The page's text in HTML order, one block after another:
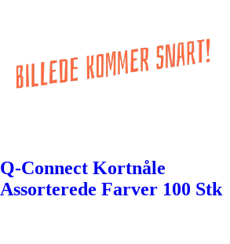
Q-Connect Kortnåle
Assorterede Farver 100 Stk